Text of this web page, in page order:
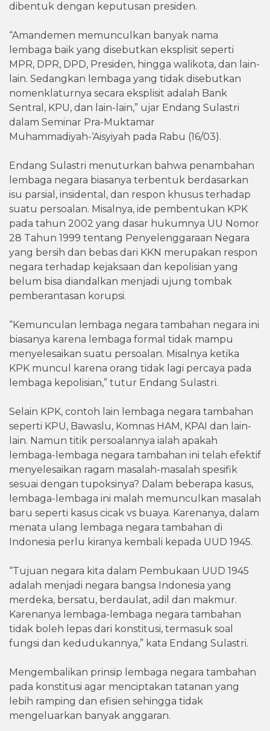
dibentuk dengan keputusan presiden.
“Amandemen memunculkan banyak nama
lembaga baik yang disebutkan eksplisit seperti
MPR, DPR, DPD, Presiden, hingga walikota, dan lain-
lain. Sedangkan lembaga yang tidak disebutkan
nomenklaturnya secara eksplisit adalah Bank
Sentral, KPU, dan lain-lain,” ujar Endang Sulastri
dalam Seminar Pra-Muktamar
Muhammadiyah-‘Aisyiyah pada Rabu (16/03).
Endang Sulastri menuturkan bahwa penambahan
lembaga negara biasanya terbentuk berdasarkan
isu parsial, insidental, dan respon khusus terhadap
suatu persoalan. Misalnya, ide pembentukan KPK
pada tahun 2002 yang dasar hukumnya UU Nomor
28 Tahun 1999 tentang Penyelenggaraan Negara
yang bersih dan bebas dari KKN merupakan respon
negara terhadap kejaksaan dan kepolisian yang
belum bisa diandalkan menjadi ujung tombak
pemberantasan korupsi.
“Kemunculan lembaga negara tambahan negara ini
biasanya karena lembaga formal tidak mampu
menyelesaikan suatu persoalan. Misalnya ketika
KPK muncul karena orang tidak lagi percaya pada
lembaga kepolisian,” tutur Endang Sulastri.
Selain KPK, contoh lain lembaga negara tambahan
seperti KPU, Bawaslu, Komnas HAM, KPAI dan lain-
lain. Namun titik persoalannya ialah apakah
lembaga-lembaga negara tambahan ini telah efektif
menyelesaikan ragam masalah-masalah spesifik
sesuai dengan tupoksinya? Dalam beberapa kasus,
lembaga-lembaga ini malah memunculkan masalah
baru seperti kasus cicak vs buaya. Karenanya, dalam
menata ulang lembaga negara tambahan di
Indonesia perlu kiranya kembali kepada UUD 1945.
“Tujuan negara kita dalam Pembukaan UUD 1945
adalah menjadi negara bangsa Indonesia yang
merdeka, bersatu, berdaulat, adil dan makmur.
Karenanya lembaga-lembaga negara tambahan
tidak boleh lepas dari konstitusi, termasuk soal
fungsi dan kedudukannya,” kata Endang Sulastri.
Mengembalikan prinsip lembaga negara tambahan
pada konstitusi agar menciptakan tatanan yang
lebih ramping dan efisien sehingga tidak
mengeluarkan banyak anggaran.